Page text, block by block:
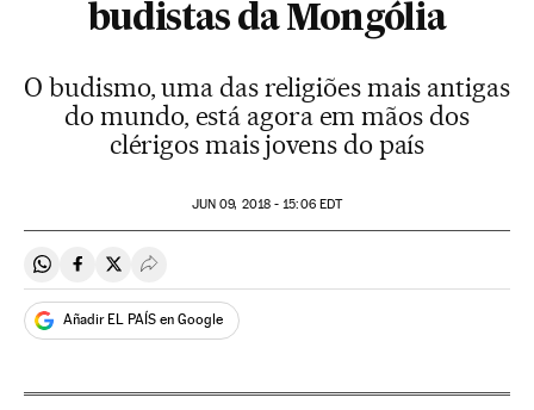
budistas da Mongólia
O budismo, uma das religiões mais antigas
do mundo, está agora em mãos dos
clérigos mais jovens do país
JUN 09, 2018 - 15:06EDT
Compartir en Whatsapp
Compartir en Facebook
Compartir en Twitter
Desplegar Redes Sociales
Añadir EL PAÍS en Google